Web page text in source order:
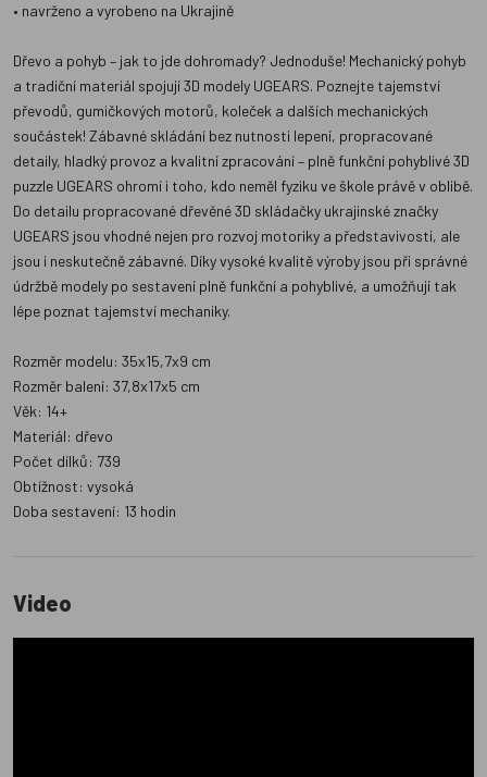
• navrženo a vyrobeno na Ukrajině
Dřevo a pohyb – jak to jde dohromady? Jednoduše! Mechanický pohyb
a tradiční materiál spojují 3D modely UGEARS. Poznejte tajemství
převodů, gumičkových motorů, koleček a dalších mechanických
součástek! Zábavné skládání bez nutnosti lepení, propracované
detaily, hladký provoz a kvalitní zpracování – plně funkční pohyblivé 3D
puzzle UGEARS ohromí i toho, kdo neměl fyziku ve škole právě v oblibě.
Do detailu propracované dřevěné 3D skládačky ukrajinské značky
UGEARS jsou vhodné nejen pro rozvoj motoriky a představivosti, ale
jsou i neskutečně zábavné. Díky vysoké kvalitě výroby jsou při správné
údržbě modely po sestavení plně funkční a pohyblivé, a umožňují tak
lépe poznat tajemství mechaniky.
Rozměr modelu: 35x15,7x9 cm
Rozměr balení: 37,8x17x5 cm
Věk: 14+
Materiál: dřevo
Počet dílků: 739
Obtížnost: vysoká
Doba sestavení: 13 hodin
Video